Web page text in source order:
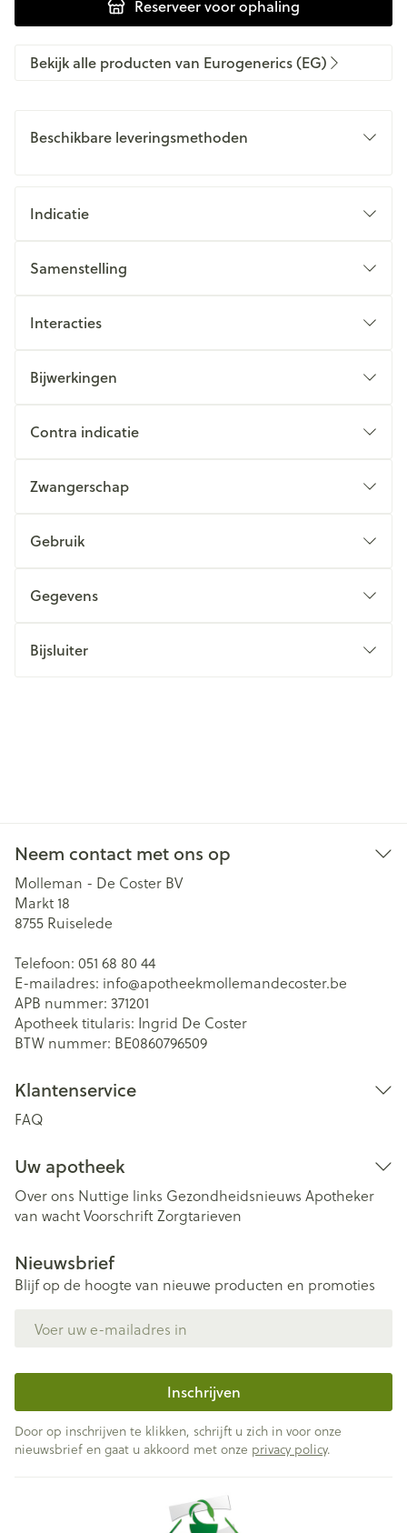
Reserveervoor ophaling
Bekijk alle producten van Eurogenerics (EG)
Beschikbare leveringsmethoden
Indicatie
Samenstelling
Interacties
Bijwerkingen
Contra indicatie
Zwangerschap
Gebruik
Gegevens
Bijsluiter
Neem contact met ons op
Molleman - De Coster BV
Markt 18
8755 Ruiselede
Telefoon: 051 68 80 44
E-mailadres: info@apotheekmollemandecoster.be
APB nummer: 371201
Apotheek titularis: Ingrid De Coster
BTW nummer: BE0860796509
Klantenservice
FAQ
Uw apotheek
Over ons Nuttige links Gezondheidsnieuws Apotheker
van wachtVoorschriftZorgtarieven
Nieuwsbrief
Blijf op de hoogte van nieuwe producten en promoties
Inschrijven
Door op inschrijven te klikken, schrijft u zich in voor onze
nieuwsbrief en gaat u akkoord met onze privacy policy.